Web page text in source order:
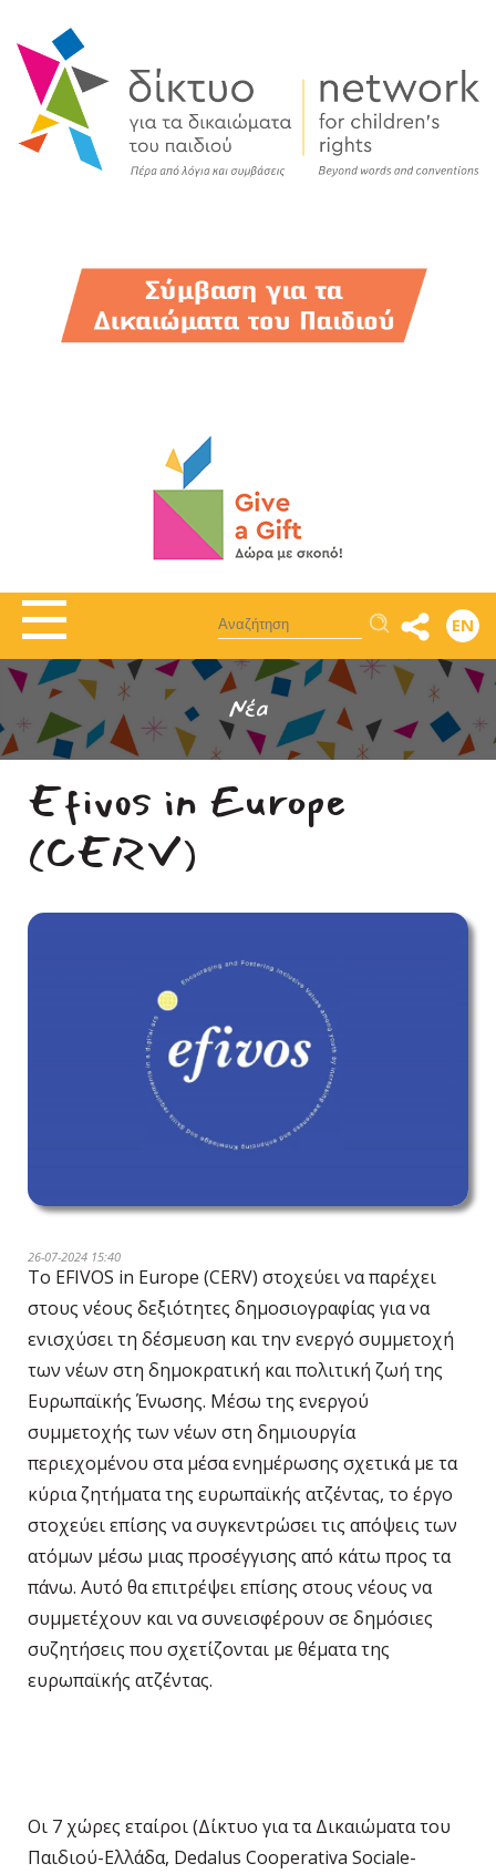
Αναζήτηση EN
Νέα
Efivos in Europe
(CERV)
26-07-2024 15:40
Το EFIVOS in Europe (CERV) στοχεύει να παρέχει
στους νέους δεξιότητες δημοσιογραφίας για να
ενισχύσει τη δέσμευση και την ενεργό συμμετοχή
των νέων στη δημοκρατική και πολιτική ζωή της
Ευρωπαϊκής Ένωσης. Μέσω της ενεργού
συμμετοχής των νέων στη δημιουργία
περιεχομένου στα μέσα ενημέρωσης σχετικά με τα
κύρια ζητήματα της ευρωπαϊκής ατζέντας, το έργο
στοχεύει επίσης να συγκεντρώσει τις απόψεις των
ατόμων μέσω μιας προσέγγισης από κάτω προς τα
πάνω. Αυτό θα επιτρέψει επίσης στους νέους να
συμμετέχουν και να συνεισφέρουν σε δημόσιες
συζητήσεις που σχετίζονται με θέματα της
ευρωπαϊκής ατζέντας.
Οι 7 χώρες εταίροι (Δίκτυο για τα Δικαιώματα του
Παιδιού-Ελλάδα, Dedalus Cooperativa Sociale-